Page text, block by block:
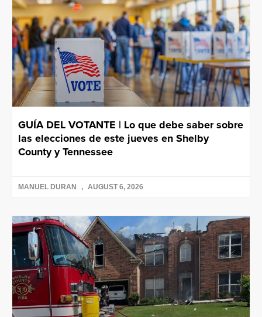
GUÍA DEL VOTANTE | Lo que debe saber sobre
las elecciones de este jueves en Shelby
County y Tennessee
MANUEL DURAN AUGUST 6, 2026